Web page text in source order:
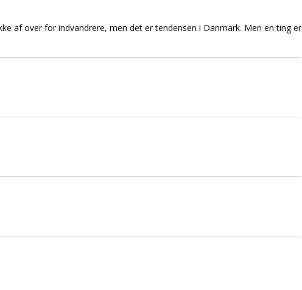
af over for indvandrere, men det er tendensen i Danmark. Men en ting er